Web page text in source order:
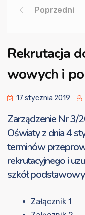
Poprzedni
Rekrutacja
wowych i
17 stycznia 2019
Zarządzenie Nr 3/
Oświaty z dnia 4
terminów
rekrutacyjnego i
szkół
Załącznik 1